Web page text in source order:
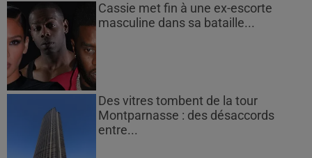
Cassie met fin à une ex-escorte
masculine dans sa bataille...
Des vitres tombent de la tour
Montparnasse : des désaccords
entre...